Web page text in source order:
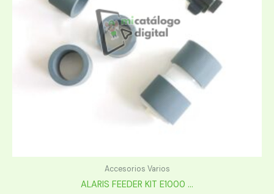
Accesorios Varios
ALARIS FEEDER KIT E1000 ...